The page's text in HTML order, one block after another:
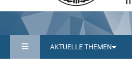
AKTUELLE THEMEN